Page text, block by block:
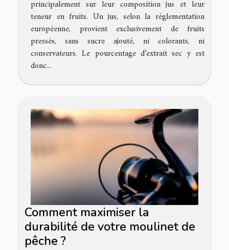
principalement sur leur composition jus et leur
teneur en fruits. Un jus, selon la réglementation
européenne, provient exclusivement de fruits
pressés, sans sucre ajouté, ni colorants, ni
conservateurs. Le pourcentage d’extrait sec y est
donc...
Comment maximiser la
durabilité de votre moulinet de
pêche ?